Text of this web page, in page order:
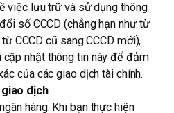
việc lưu trữ và sử dụng thông
số CCCD (chẳng hạn như từ
CCCD cũ sang CCCD mới),
cập nhật thông tin này để đảm
của các giao dịch tài chính.
dịch
hàng: Khi bạn thực hiện